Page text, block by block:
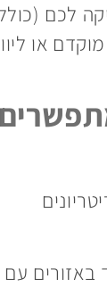
לכם
או
באזורים עם